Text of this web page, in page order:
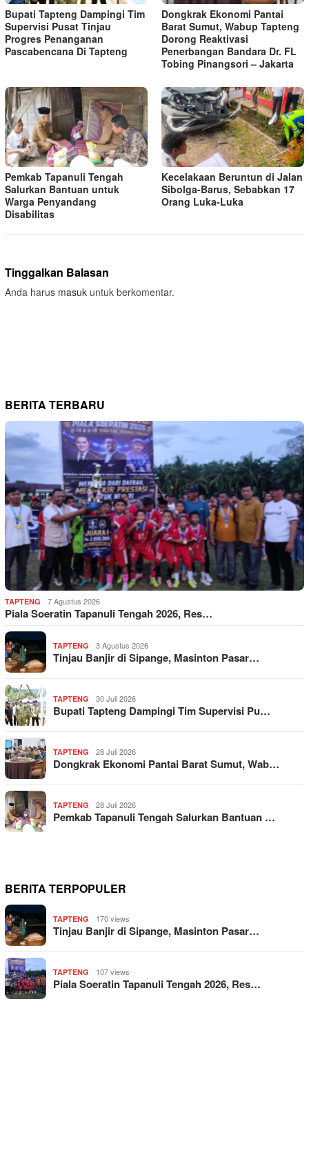
Bupati Tapteng Dampingi Tim
Supervisi Pusat Tinjau
Progres Penanganan
Pascabencana Di Tapteng
Dongkrak Ekonomi Pantai
Barat Sumut, Wabup Tapteng
Dorong Reaktivasi
Penerbangan Bandara Dr. FL
Tobing Pinangsori – Jakarta
Pemkab Tapanuli Tengah
Salurkan Bantuan untuk
Warga Penyandang
Disabilitas
Kecelakaan Beruntun di Jalan
Sibolga-Barus, Sebabkan 17
Orang Luka-Luka
Tinggalkan Balasan
Anda harus masuk untuk berkomentar.
BERITA TERBARU
TAPTENG 7 Agustus 2026
Piala Soeratin Tapanuli Tengah 2026, Res…
TAPTENG 3 Agustus 2026
Tinjau Banjir di Sipange, Masinton Pasar…
TAPTENG 30 Juli 2026
Bupati Tapteng Dampingi Tim Supervisi Pu…
TAPTENG 28 Juli 2026
Dongkrak Ekonomi Pantai Barat Sumut, Wab…
TAPTENG 28 Juli 2026
Pemkab Tapanuli Tengah Salurkan Bantuan …
BERITA TERPOPULER
TAPTENG 170 views
Tinjau Banjir di Sipange, Masinton Pasar…
TAPTENG 107 views
Piala Soeratin Tapanuli Tengah 2026, Res…